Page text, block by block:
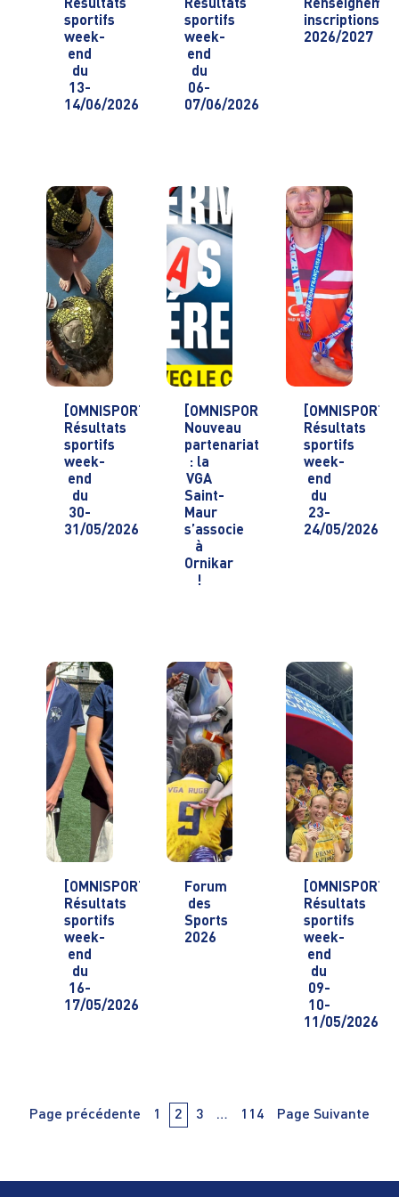
Résultats
sportifs
week-
end
du
13-
14/06/2026
Résultats
sportifs
week-
end
du
06-
07/06/2026
inscriptions
2026/2027
[OMNISPORTS]
Résultats
sportifs
week-
end
du
30-
31/05/2026
[OMNISPORTS]
Nouveau
partenariat
: la
VGA
Saint-
Maur
s’associe
à
Ornikar
!
Résultats
sportifs
week-
end
du
23-
24/05/2026
[OMNISPORTS]
Résultats
sportifs
week-
end
du
16-
17/05/2026
Forum
des
Sports
2026
Résultats
sportifs
week-
end
du
09-
10-
11/05/2026
Navigation
Page précédente PAge
1 PAge
2 PAge
3 … PAge
114 Page Suivante